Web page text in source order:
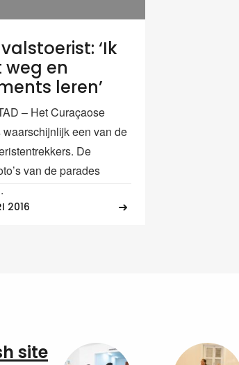
‘Ik
weg en
leren’
– Het Curaçaose
een van de
De
van de parades
2016
site